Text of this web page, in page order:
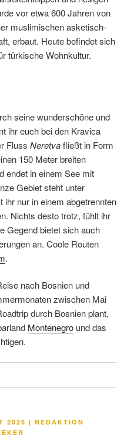
vor etwa 600 Jahren von
muslimischen asketisch-
erbaut. Heute befindet sich
türkische Wohnkultur.
seine wunderschöne und
ihr euch bei den Kravica
Fluss Neretvafließt in Form
150 Meter breiten
endet in einem See mit
Gebiet steht unter
nur in einem abgetrennten
Nichts desto trotz, fühlt ihr
Gegend bietet sich auch
an. Coole Routen
.
nach Bosnien und
zwischen Mai
durch Bosnien plant,
Montenegro und das
2026 | REDAKTION